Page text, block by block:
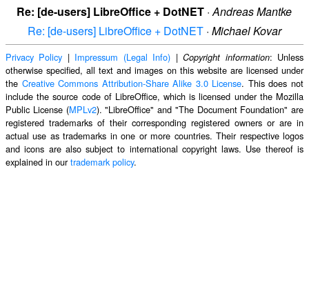
Re: [de-users] LibreOffice + DotNET ·Andreas Mantke
Re: [de-users] LibreOffice + DotNET · Michael Kovar
Privacy Policy | Impressum (Legal Info) |Copyright information: Unless
otherwise specified, all text and images on this website are licensed under
the Creative Commons Attribution-Share Alike 3.0 License. This does not
include the source code of LibreOffice, which is licensed under the Mozilla
Public License (MPLv2). "LibreOffice" and "The Document Foundation" are
registered trademarks of their corresponding registered owners or are in
actual use as trademarks in one or more countries. Their respective logos
and icons are also subject to international copyright laws. Use thereof is
explained in ourtrademark policy.